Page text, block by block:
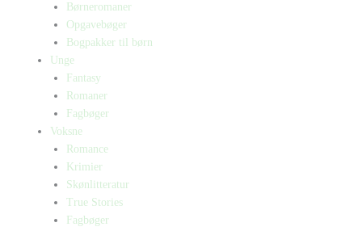
Børneromaner
Opgavebøger
Bogpakker til børn
Unge
Fantasy
Romaner
Fagbøger
Voksne
Romance
Krimier
Skønlitteratur
True Stories
Fagbøger